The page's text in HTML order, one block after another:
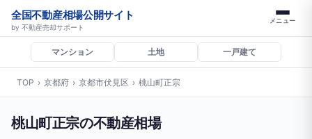
全国不動産相場公開サイト
by 不動産売却サポート
メニュー
マンション 土地 一戸建て
TOP › 京都府 › 京都市伏見区 › 桃山町正宗
桃山町正宗の不動産相場